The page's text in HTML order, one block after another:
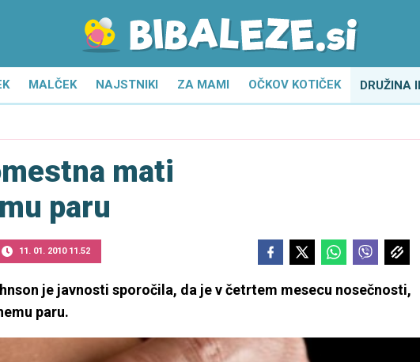
MALČEK NAJSTNIKI ZA MAMI OČKOV KOTIČEK DRUŽINA
mati
paru
11. 01. 2010 11.52
je javnosti sporočila, da je v četrtem mesecu nosečnosti,
paru.